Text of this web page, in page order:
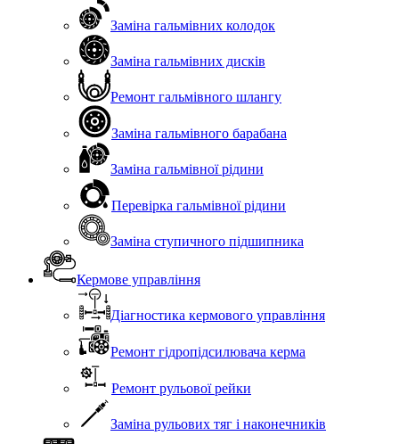
Заміна гальмівних колодок
Заміна гальмівних дисків
Ремонт гальмівного шлангу
Заміна гальмівного барабана
Заміна гальмівної рідини
Перевірка гальмівної рідини
Заміна ступичного підшипника
Кермове управління
Діагностика кермового управління
Ремонт гідропідсилювача керма
Ремонт рульової рейки
Заміна рульових тяг і наконечників